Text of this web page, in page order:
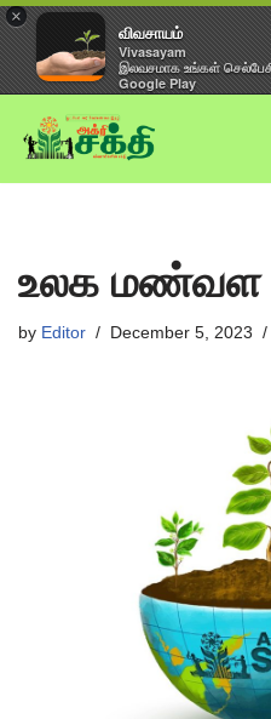
×
விவசாயம்
Vivasayam
இலவசமாக உங்கள்
Google Play
Skip
to
உலக மண்வள
by Editor December 5, 2023